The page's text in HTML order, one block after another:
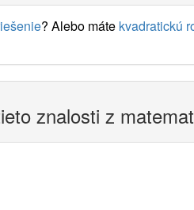
? Alebo máte kvadratickú
znalosti z